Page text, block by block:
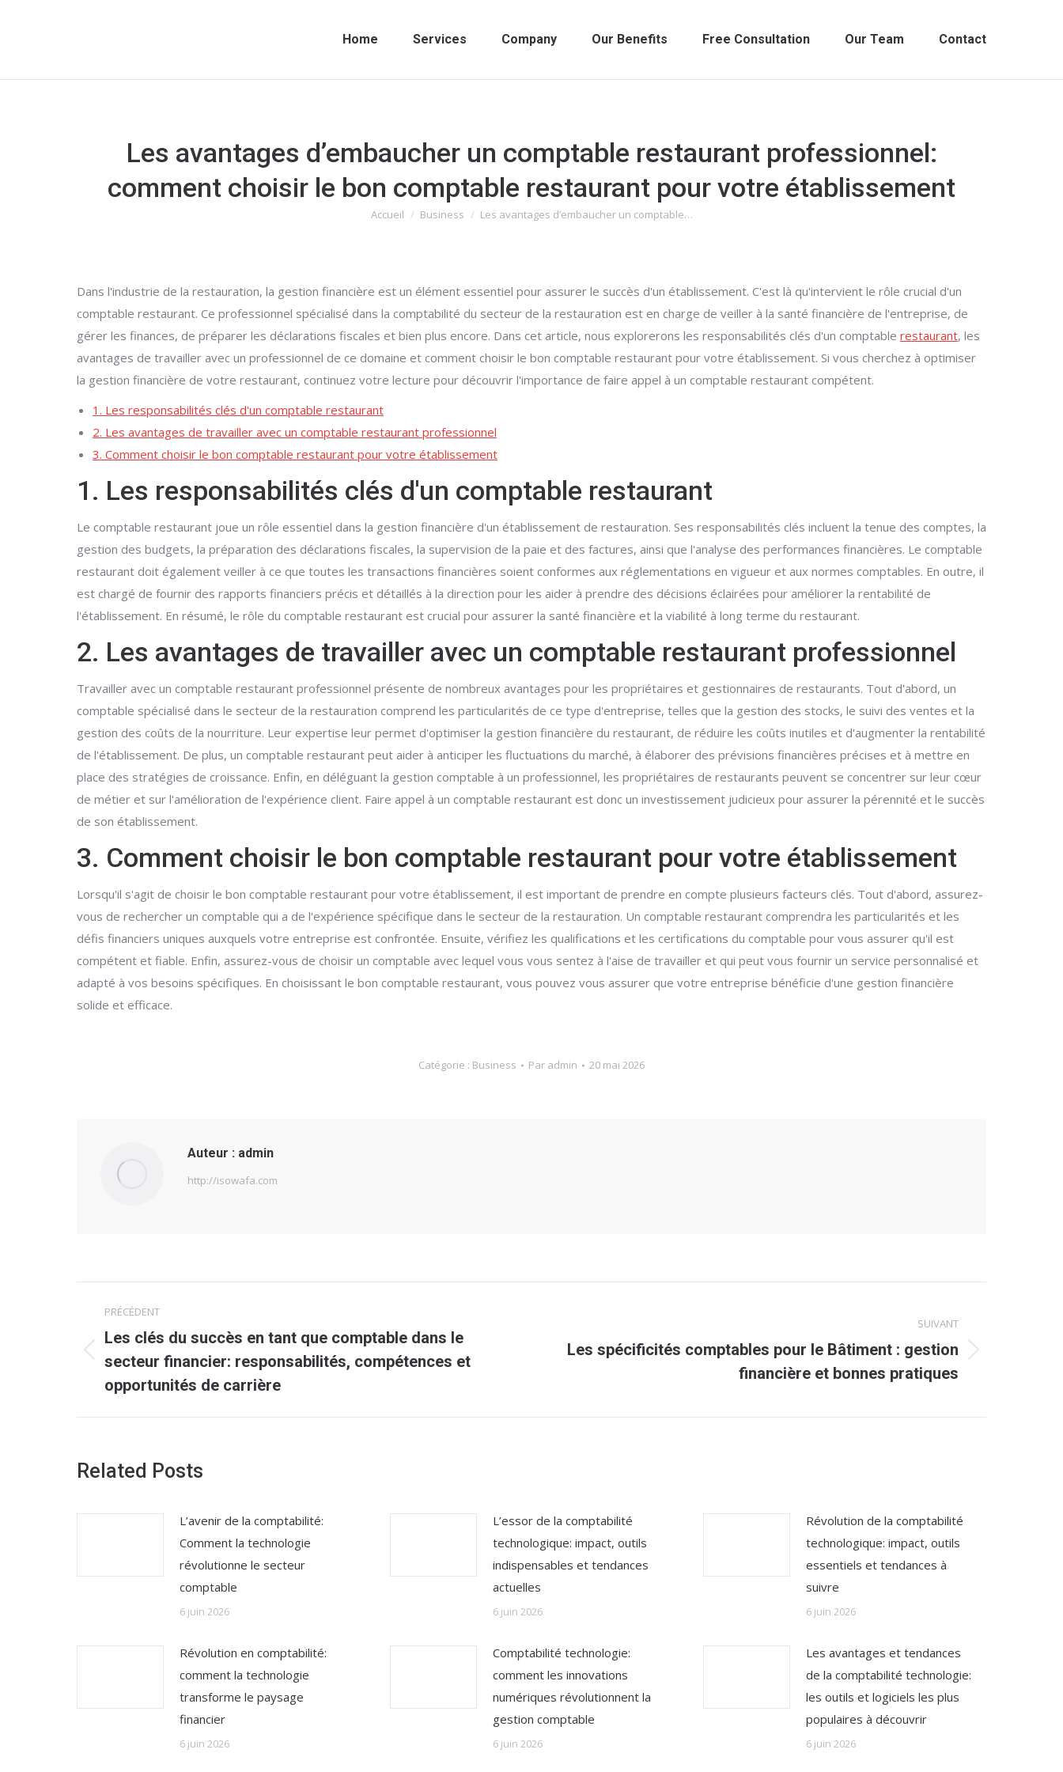
Home Services Company Our Benefits Free Consultation Our Team Contact
Les avantages d’embaucher un comptable restaurant professionnel:
comment choisir le bon comptable restaurant pour votre établissement
Vous êtes ici :
Accueil Business Les avantages d’embaucher un comptable…
Dans l'industrie de la restauration, la gestion financière est un élément essentiel pour assurer le succès d'un établissement. C'est là qu'intervient le rôle crucial d'un
comptable restaurant. Ce professionnel spécialisé dans la comptabilité du secteur de la restauration est en charge de veiller à la santé financière de l'entreprise, de
gérer les finances, de préparer les déclarations fiscales et bien plus encore. Dans cet article, nous explorerons les responsabilités clés d'un comptable restaurant, les
avantages de travailler avec un professionnel de ce domaine et comment choisir le bon comptable restaurant pour votre établissement. Si vous cherchez à optimiser
la gestion financière de votre restaurant, continuez votre lecture pour découvrir l'importance de faire appel à un comptable restaurant compétent.
1. Les responsabilités clés d'un comptable restaurant
2. Les avantages de travailler avec un comptable restaurant professionnel
3. Comment choisir le bon comptable restaurant pour votre établissement
1. Les responsabilités clés d'un comptable restaurant
Le comptable restaurant joue un rôle essentiel dans la gestion financière d'un établissement de restauration. Ses responsabilités clés incluent la tenue des comptes, la
gestion des budgets, la préparation des déclarations fiscales, la supervision de la paie et des factures, ainsi que l'analyse des performances financières. Le comptable
restaurant doit également veiller à ce que toutes les transactions financières soient conformes aux réglementations en vigueur et aux normes comptables. En outre, il
est chargé de fournir des rapports financiers précis et détaillés à la direction pour les aider à prendre des décisions éclairées pour améliorer la rentabilité de
l'établissement. En résumé, le rôle du comptable restaurant est crucial pour assurer la santé financière et la viabilité à long terme du restaurant.
2. Les avantages de travailler avec un comptable restaurant professionnel
Travailler avec un comptable restaurant professionnel présente de nombreux avantages pour les propriétaires et gestionnaires de restaurants. Tout d'abord, un
comptable spécialisé dans le secteur de la restauration comprend les particularités de ce type d'entreprise, telles que la gestion des stocks, le suivi des ventes et la
gestion des coûts de la nourriture. Leur expertise leur permet d'optimiser la gestion financière du restaurant, de réduire les coûts inutiles et d'augmenter la rentabilité
de l'établissement. De plus, un comptable restaurant peut aider à anticiper les fluctuations du marché, à élaborer des prévisions financières précises et à mettre en
place des stratégies de croissance. Enfin, en déléguant la gestion comptable à un professionnel, les propriétaires de restaurants peuvent se concentrer sur leur cœur
de métier et sur l'amélioration de l'expérience client. Faire appel à un comptable restaurant est donc un investissement judicieux pour assurer la pérennité et le succès
de son établissement.
3. Comment choisir le bon comptable restaurant pour votre établissement
Lorsqu'il s'agit de choisir le bon comptable restaurant pour votre établissement, il est important de prendre en compte plusieurs facteurs clés. Tout d'abord, assurez-
vous de rechercher un comptable qui a de l'expérience spécifique dans le secteur de la restauration. Un comptable restaurant comprendra les particularités et les
défis financiers uniques auxquels votre entreprise est confrontée. Ensuite, vérifiez les qualifications et les certifications du comptable pour vous assurer qu'il est
compétent et fiable. Enfin, assurez-vous de choisir un comptable avec lequel vous vous sentez à l'aise de travailler et qui peut vous fournir un service personnalisé et
adapté à vos besoins spécifiques. En choisissant le bon comptable restaurant, vous pouvez vous assurer que votre entreprise bénéficie d'une gestion financière
solide et efficace.
Catégorie : Business Par admin 20 mai 2026
Auteur : admin
http://isowafa.com
Navigation
article
PRÉCÉDENT
Article
précédent
Les clés du succès en tant que comptable dans le
secteur financier: responsabilités, compétences et
opportunités de carrière
SUIVANT
Article
Les spécificités comptables pour le Bâtiment : gestion
financière et bonnes pratiques
Related Posts
L’avenir de la comptabilité:
Comment la technologie
révolutionne le secteur
comptable
6 juin 2026
L’essor de la comptabilité
technologique: impact, outils
indispensables et tendances
actuelles
6 juin 2026
Révolution de la comptabilité
technologique: impact, outils
essentiels et tendances à
suivre
6 juin 2026
Révolution en comptabilité:
comment la technologie
transforme le paysage
financier
6 juin 2026
Comptabilité technologie:
comment les innovations
numériques révolutionnent la
gestion comptable
6 juin 2026
Les avantages et tendances
de la comptabilité technologie:
les outils et logiciels les plus
populaires à découvrir
6 juin 2026